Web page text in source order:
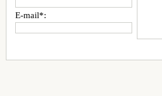
E-mail*: